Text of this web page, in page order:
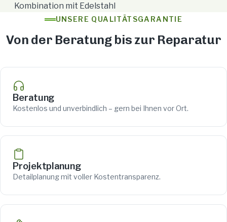
Kombination mit Edelstahl
UNSERE QUALITÄTSGARANTIE
Von der Beratung bis zur Reparatur
Beratung
Kostenlos und unverbindlich – gern bei Ihnen vor Ort.
Projektplanung
Detailplanung mit voller Kostentransparenz.